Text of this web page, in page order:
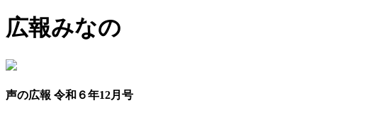
広報みなの
声の広報 令和６年12月号